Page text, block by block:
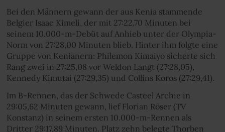
Bei den Männern gewann der aus Kenia stammende
Belgier Isaac Kimeli, der mit 27:22,70 Minuten bei
seinem 10.000-m-Debüt auf Anhieb unter der Olympia-
Norm von 27:28,00 Minuten blieb. Hinter ihm folgte eine
Gruppe von Kenianern: Philemon Kimaiyo sicherte sich
Rang zwei in 27:25,08 vor Weldon Langt (27:28,05),
Kennedy Kimutai (27:29,35) und Collins Koros (27:29,41).
Im B-Rennen, das der Schwede Casteel Archie in
29:05,62 Minuten gewann, lief Florian Röser (TV
Konstanz) in seinem ersten 10.000-m-Rennen als
Dritter 29:17,89 Minuten. Platz zehn belegte Thorben